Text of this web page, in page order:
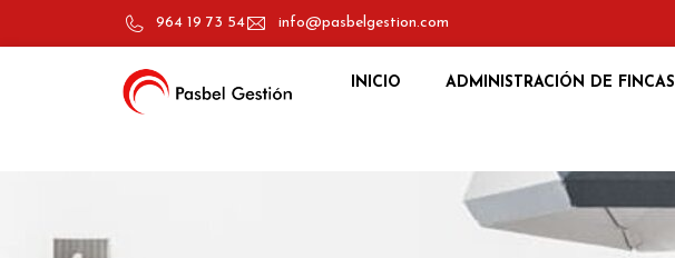
964 19 73 54 info@pasbelgestion.com
INICIO ADMINISTRACIÓN DE FINCAS